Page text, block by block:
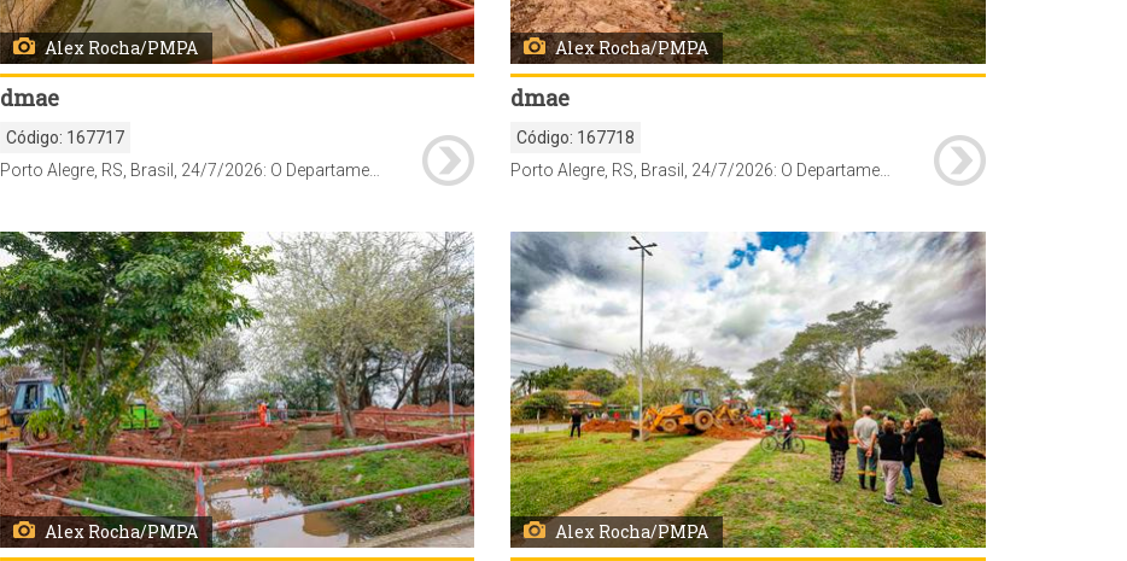
Alex Rocha/PMPA
dmae
Código: 167717
Porto Alegre, RS, Brasil, 24/7/2026: O Departamento Municipal de Água e Esgotos (Dmae) alterou nesta sexta-feira, 23, o funcionamento de parte das redes de drenagem no bairro Guarujá, na Zona Sul. Como medida preventiva diante da possibilidade de elevação do Guaíba, a saída da água da chuva por gravidade foi temporariamente bloqueada e substituída por um sistema de bombeamento móvel. A medida tem caráter provisório e permanecerá em vigor enquanto durar o alerta hidrológico. Foto: Alex Rocha/PMPA
Alex Rocha/PMPA
dmae
Código: 167718
Alex Rocha/PMPA Alex Rocha/PMPA